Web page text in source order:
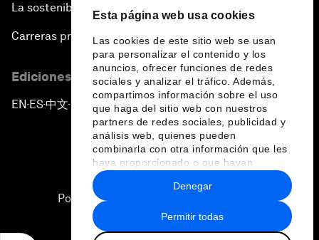
Esta página web usa cookies
Las cookies de este sitio web se usan
para personalizar el contenido y los
anuncios, ofrecer funciones de redes
sociales y analizar el tráfico. Además,
compartimos información sobre el uso
que haga del sitio web con nuestros
partners de redes sociales, publicidad y
análisis web, quienes pueden
combinarla con otra información que les
haya proporcionado o que hayan
recopilado a partir del uso que haya
hecho de sus servicios.
Permitir todas
Denegar
La sostenibilidad en el Foro
Carreras profesionales
Ediciones en otros idiomas
EN ▪ES▪中文▪ 日本語
Política de privacidad y normas de uso
Sitemap